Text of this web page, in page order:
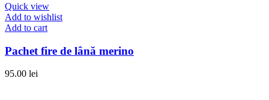
Quick view
Add to wishlist
Add to cart
Pachet fire de lână merino
95.00 lei